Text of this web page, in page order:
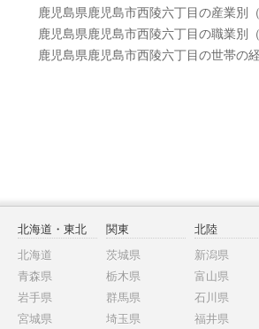
鹿児島県鹿児島市西陵六丁目の産業別
鹿児島県鹿児島市西陵六丁目の職業別
鹿児島県鹿児島市西陵六丁目の世帯の
北海道・東北
北海道
青森県
岩手県
宮城県
関東
茨城県
栃木県
群馬県
埼玉県
北陸
新潟県
富山県
石川県
福井県